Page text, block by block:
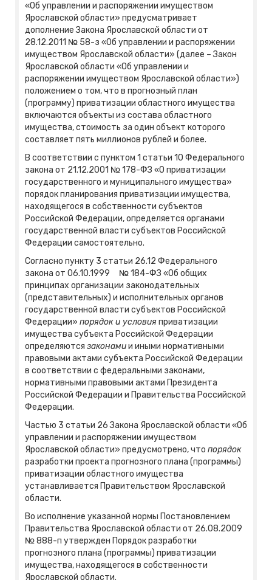
«Об управлении и распоряжении имуществом
Ярославской области» предусматривает
дополнение Закона Ярославской области от
28.12.2011 № 58-з «Об управлении и распоряжении
имуществом Ярославской области» (далее – Закон
Ярославской области «Об управлении и
распоряжении имуществом Ярославской области»)
положением о том, что в прогнозный план
(программу) приватизации областного имущества
включаются объекты из состава областного
имущества, стоимость за один объект которого
составляет пять миллионов рублей и более.
В соответствии с пунктом 1 статьи 10 Федерального
закона от 21.12.2001 № 178-ФЗ «О приватизации
государственного и муниципального имущества»
порядок планирования приватизации имущества,
находящегося в собственности субъектов
Российской Федерации, определяется органами
государственной власти субъектов Российской
Федерации самостоятельно.
Согласно пункту 3 статьи 26.12 Федерального
закона от 06.10.1999 № 184-ФЗ «Об общих
принципах организации законодательных
(представительных) и исполнительных органов
государственной власти субъектов Российской
Федерации» порядок и условияприватизации
имущества субъекта Российской Федерации
определяются законамии иными нормативными
правовыми актами субъекта Российской Федерации
в соответствии с федеральными законами,
нормативными правовыми актами Президента
Российской Федерации и Правительства Российской
Федерации.
Частью 3 статьи 26 Закона Ярославской области «Об
управлении и распоряжении имуществом
Ярославской области» предусмотрено, что порядок
разработки проекта прогнозного плана (программы)
приватизации областного имущества
устанавливается Правительством Ярославской
области.
Во исполнение указанной нормы Постановлением
Правительства Ярославской области от 26.08.2009
№ 888-п утвержден Порядок разработки
прогнозного плана (программы) приватизации
имущества, находящегося в собственности
Ярославской области.